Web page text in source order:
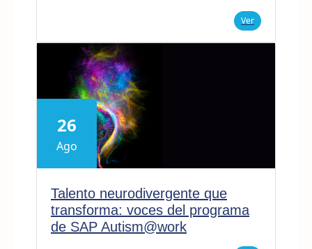
Ver
26
Ago
Talento neurodivergente que
transforma: voces del programa
de SAP Autism@work